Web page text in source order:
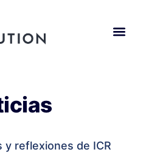
y reflexiones de ICR